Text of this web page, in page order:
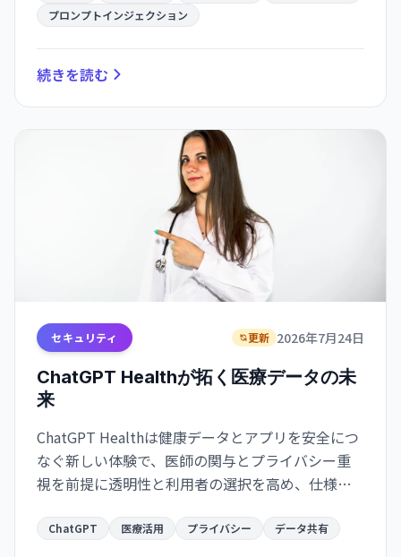
プロンプトインジェクション
続きを読む
セキュリティ 更新 2026年7月24日
ChatGPT Healthが拓く医療データの未
来
ChatGPT Healthは健康データとアプリを安全につ
なぐ新しい体験で、医師の関与とプライバシー重
視を前提に透明性と利用者の選択を高め、仕様公
全で使いやすくなる期待があります。
ChatGPT 医療活用 プライバシー データ共有